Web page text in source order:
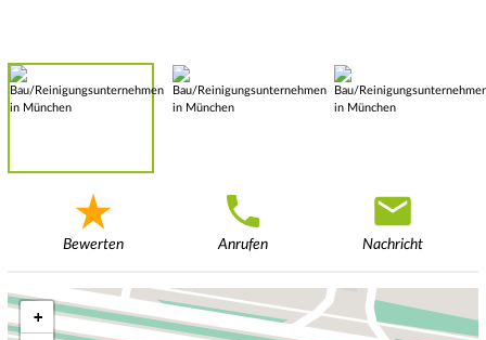
Bewerten Anrufen Nachricht
+